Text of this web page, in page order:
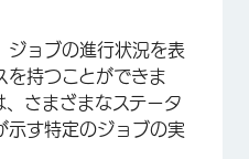
ジョブの進行状況を表
を持つことができま
、さまざまなステータ
示す特定のジョブの実